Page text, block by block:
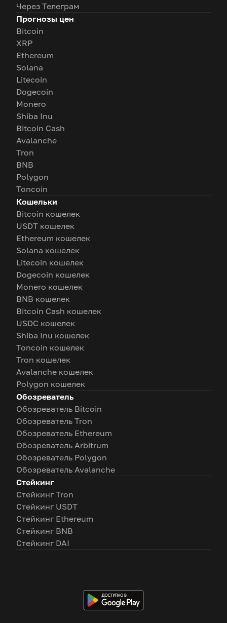
Через Телеграм
Прогнозы цен
Bitcoin
XRP
Ethereum
Solana
Litecoin
Dogecoin
Monero
Shiba Inu
Bitcoin Cash
Avalanche
Tron
BNB
Polygon
Toncoin
Кошельки
Bitcoin кошелек
USDT кошелек
Ethereum кошелек
Solana кошелек
Litecoin кошелек
Dogecoin кошелек
Monero кошелек
BNB кошелек
Bitcoin Cash кошелек
USDC кошелек
Shiba Inu кошелек
Toncoin кошелек
Tron кошелек
Avalanche кошелек
Polygon кошелек
Обозреватель
Обозреватель Bitcoin
Обозреватель Tron
Обозреватель Ethereum
Обозреватель Arbitrum
Обозреватель Polygon
Обозреватель Avalanche
Стейкинг
Стейкинг Tron
Стейкинг USDT
Стейкинг Ethereum
Стейкинг BNB
Стейкинг DAI